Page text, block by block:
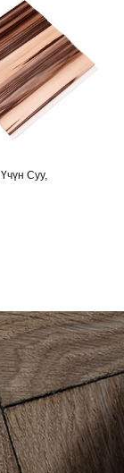
Суу,